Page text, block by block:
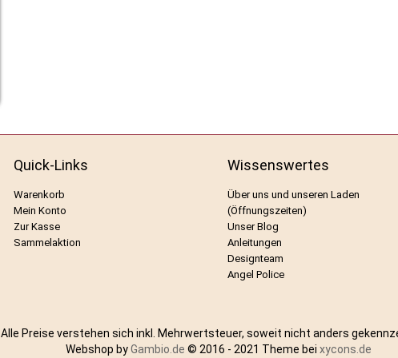
Quick-Links
Warenkorb
Mein Konto
Zur Kasse
Sammelaktion
Wissenswertes
Über uns und unseren Laden
(Öffnungszeiten)
Unser Blog
Anleitungen
Designteam
Angel Police
Alle Preise verstehen sich inkl. Mehrwertsteuer, soweit nicht anders
Webshop byGambio.de © 2016 - 2021 Theme bei xycons.de